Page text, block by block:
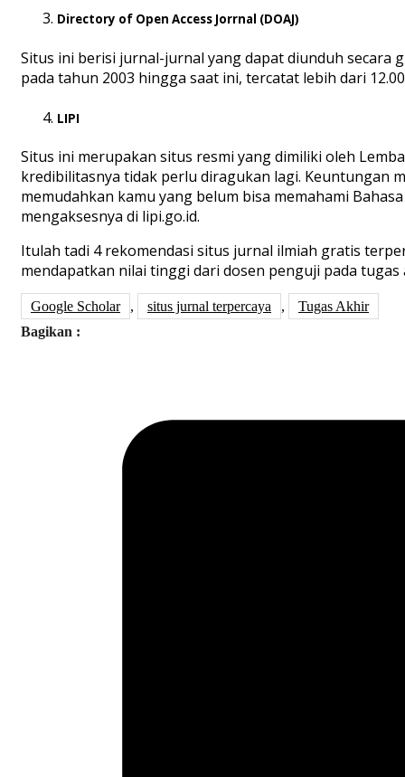
Directory of Open Access Jorrnal (DOAJ)
Situs ini berisi jurnal-jurnal yang dapat diunduh secara
pada tahun 2003 hingga saat ini, tercatat lebih dari
LIPI
Situs ini merupakan situs resmi yang dimiliki oleh
kredibilitasnya tidak perlu diragukan lagi. Keuntungan
memudahkan kamu yang belum bisa memahami
mengaksesnya di lipi.go.id.
Itulah tadi 4 rekomendasi situs jurnal ilmiah gratis
mendapatkan nilai tinggi dari dosen penguji pada
Google Scholar , situs jurnal terpercaya ,
Tugas Akhir
Bagikan :